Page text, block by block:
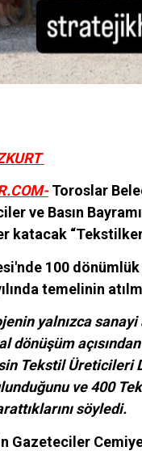
Toroslar
ve Basın
katacak
100
temelinin
yalnızca
dönüşüm
Tekstil Üreticileri
ve 400
söyledi.
Gazeteciler